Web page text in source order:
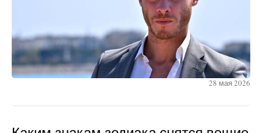
28 мая 2026